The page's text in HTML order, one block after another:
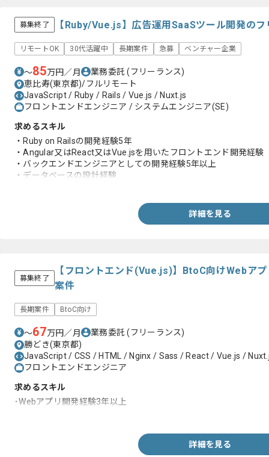
募集終了 【Ruby/Vue.js】広告運用SaaSツール開発の
リモートOK 30代活躍中 長期案件 急募 ベンチャー企業
〜85万円／月 業務委託(フリーランス)
恵比寿(東京都)/フルリモート
JavaScript / Ruby / Rails / Vue.js / Nuxt.js
フロントエンドエンジニア / システムエンジニア(SE)
求めるスキル
・Ruby on Railsの開発経験5年
・Angular又はReact又はVue.jsを用いたフロントエンド開発経験
・バックエンドエンジニアとしての開発経験5年以上
・データベースの設計経験
詳細を見る
募集終了
【フロントエンド(Vue.js)】BtoC向けWebア
案件
長期案件 BtoC向け
〜67万円／月 業務委託(フリーランス)
勝どき(東京都)
JavaScript / CSS / HTML / Nginx / Sass / React / Vue.js /
フロントエンドエンジニア
求めるスキル
･Webアプリ開発経験3年以上
詳細を見る